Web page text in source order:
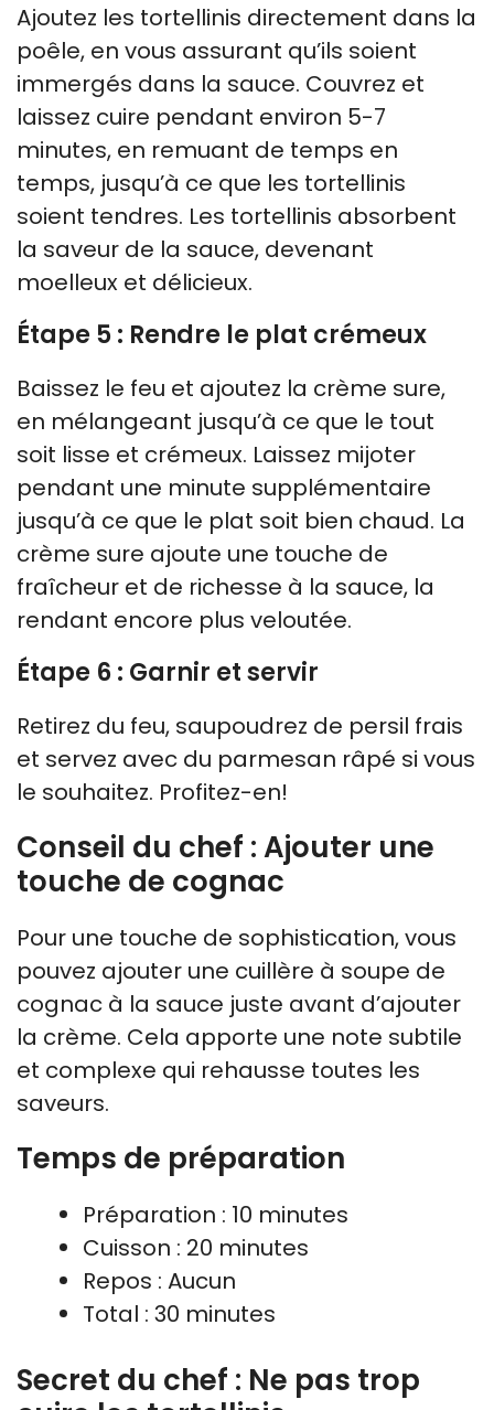
Ajoutez les tortellinis directement dans la
poêle, en vous assurant qu’ils soient
immergés dans la sauce. Couvrez et
laissez cuire pendant environ 5-7
minutes, en remuant de temps en
temps, jusqu’à ce que les tortellinis
soient tendres. Les tortellinis absorbent
la saveur de la sauce, devenant
moelleux et délicieux.
Étape 5 : Rendre le plat crémeux
Baissez le feu et ajoutez la crème sure,
en mélangeant jusqu’à ce que le tout
soit lisse et crémeux. Laissez mijoter
pendant une minute supplémentaire
jusqu’à ce que le plat soit bien chaud. La
crème sure ajoute une touche de
fraîcheur et de richesse à la sauce, la
rendant encore plus veloutée.
Étape 6 : Garnir et servir
Retirez du feu, saupoudrez de persil frais
et servez avec du parmesan râpé si vous
le souhaitez. Profitez-en!
Conseil du chef : Ajouter une
touche de cognac
Pour une touche de sophistication, vous
pouvez ajouter une cuillère à soupe de
cognac à la sauce juste avant d’ajouter
la crème. Cela apporte une note subtile
et complexe qui rehausse toutes les
saveurs.
Temps de préparation
Préparation : 10 minutes
Cuisson : 20 minutes
Repos : Aucun
Total : 30 minutes
Secret du chef : Ne pas trop